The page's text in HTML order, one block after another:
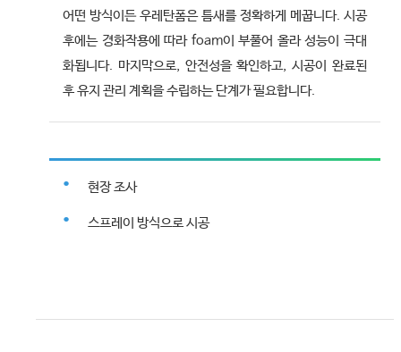
어떤 방식이든 우레탄폼은 틈새를 정확하게 메꿉니다. 시공
후에는 경화작용에 따라 foam이 부풀어 올라 성능이 극대
화됩니다. 마지막으로, 안전성을 확인하고, 시공이 완료된
후 유지 관리 계획을 수립하는 단계가 필요합니다.
현장 조사
스프레이 방식으로 시공